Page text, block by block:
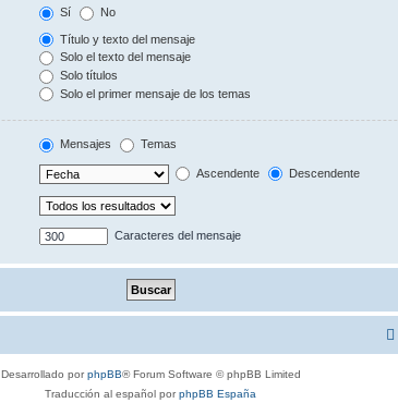
Sí No
Título y texto del mensaje
Solo el texto del mensaje
Solo títulos
Solo el primer mensaje de los temas
Mensajes Temas
Ascendente Descendente
Caracteres del mensaje
Desarrollado porphpBB® Forum Software © phpBB Limited
Traducción al español porphpBB España